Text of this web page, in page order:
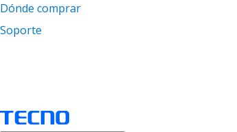
Dónde comprar
Soporte